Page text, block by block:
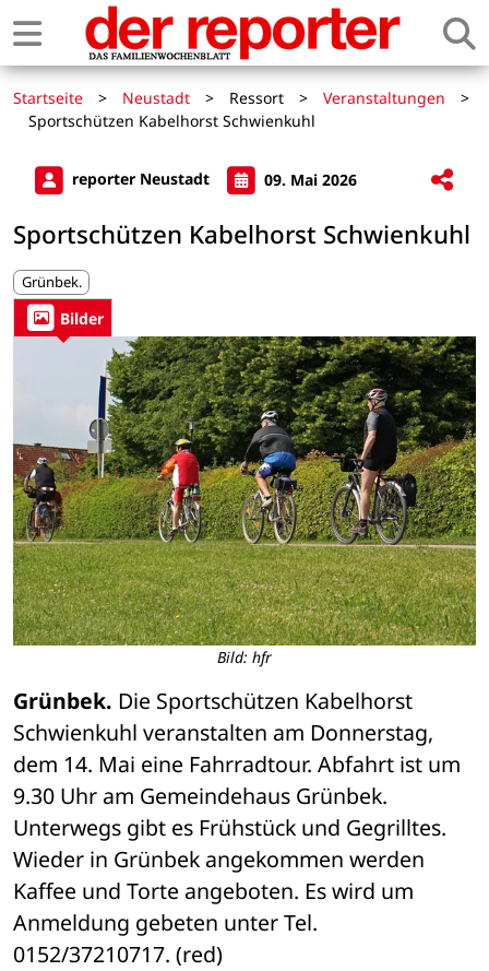
Startseite > Neustadt > Ressort > Veranstaltungen
>
Sportschützen Kabelhorst Schwienkuhl
reporter Neustadt 09. Mai 2026
Sportschützen Kabelhorst Schwienkuhl
Grünbek.
Bilder
Bild: hfr
Grünbek. Die Sportschützen Kabelhorst
Schwienkuhl veranstalten am Donnerstag,
dem 14. Mai eine Fahrradtour. Abfahrt ist um
9.30 Uhr am Gemeindehaus Grünbek.
Unterwegs gibt es Frühstück und Gegrilltes.
Wieder in Grünbek angekommen werden
Kaffee und Torte angeboten. Es wird um
Anmeldung gebeten unter Tel.
0152/37210717. (red)